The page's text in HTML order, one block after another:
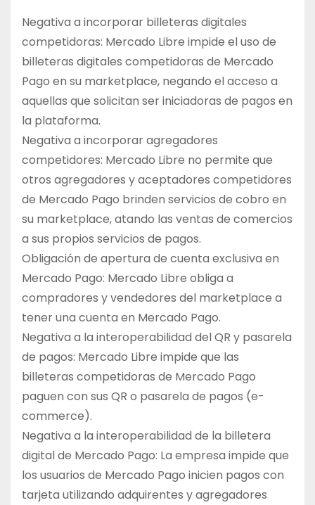
Negativa a incorporar billeteras digitales
competidoras: Mercado Libre impide el uso de
billeteras digitales competidoras de Mercado
Pago en su marketplace, negando el acceso a
aquellas que solicitan ser iniciadoras de pagos en
la plataforma.
Negativa a incorporar agregadores
competidores: Mercado Libre no permite que
otros agregadores y aceptadores competidores
de Mercado Pago brinden servicios de cobro en
su marketplace, atando las ventas de comercios
a sus propios servicios de pagos.
Obligación de apertura de cuenta exclusiva en
Mercado Pago: Mercado Libre obliga a
compradores y vendedores del marketplace a
tener una cuenta en Mercado Pago.
Negativa a la interoperabilidad del QR y pasarela
de pagos: Mercado Libre impide que las
billeteras competidoras de Mercado Pago
paguen con sus QR o pasarela de pagos (e-
commerce).
Negativa a la interoperabilidad de la billetera
digital de Mercado Pago: La empresa impide que
los usuarios de Mercado Pago inicien pagos con
tarjeta utilizando adquirentes y agregadores